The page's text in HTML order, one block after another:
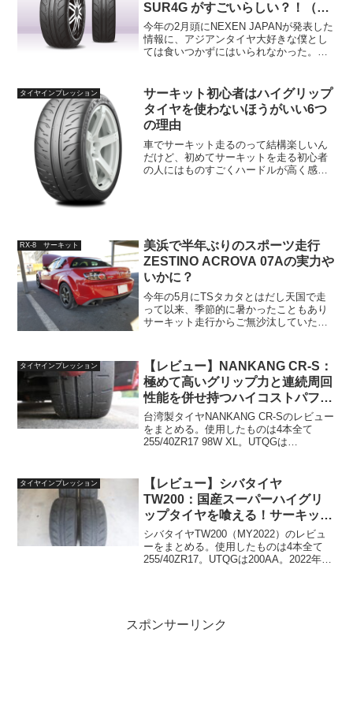
SUR4G がすごいらしい？！（海
外レビューまとめ）
今年の2月頭にNEXEN JAPANが発表した
情報に、アジアンタイヤ大好きな僕とし
ては食いつかずにはいられなかった。そ
れがこのN FERA SUR4G。読...
タイヤインプレッション
サーキット初心者はハイグリップ
タイヤを使わないほうがいい6つ
の理由
車でサーキット走るのって結構楽しいん
だけど、初めてサーキットを走る初心者
の人にはものすごくハードルが高く感じ
RX-8 サーキット
美浜で半年ぶりのスポーツ走行
ZESTINO ACROVA 07Aの実力や
いかに？
今年の5月にTSタカタとはだし天国で走
って以来、季節的に暑かったこともあり
サーキット走行からご無沙汰していた。
くてうずうずして仕方がなかった…。美
浜サー...
タイヤインプレッション
【レビュー】NANKANG CR-S：
極めて高いグリップ力と連続周回
性能を併せ持つハイコストパフォ
ーマンスタイヤ
台湾製タイヤNANKANG CR-Sのレビュー
をまとめる。使用したものは4本全て
255/40ZR17 98W XL。UTQGは
幅は実測267mmで、重...
タイヤインプレッション
【レビュー】シバタイヤ
TW200：国産スーパーハイグリ
ップタイヤを喰える！サーキット
で勝てる超ハイコスパアジアンタ
イヤ
シバタイヤTW200（MY2022）のレビュ
ーをまとめる。使用したものは4本全て
255/40ZR17。UTQGは200AA。2022年9
スポンサーリンク